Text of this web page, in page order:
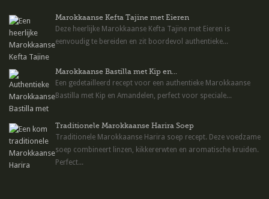
Marokkaanse Kefta Tajine met Eieren
Deze heerlijke Marokkaanse Kefta Tajine met Eieren is
eenvoudig te bereiden en zit boordevol authentieke...
Marokkaanse Bastilla met Kip en...
Een gedetailleerd recept voor een authentieke Marokkaanse
Bastilla met Kip en Amandelen, perfect voor speciale...
Traditionele Marokkaanse Harira Soep
Traditionele Marokkaanse Harira soep recept. Deze voedzame
soep combineert linzen, kikkererwten en aromatische kruiden.
Perfect...